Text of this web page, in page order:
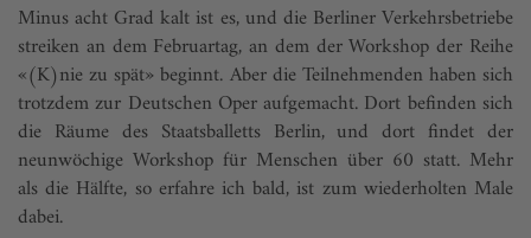
Minus acht Grad kalt ist es, und die Berliner Verkehrsbetriebe
streiken an dem Februartag, an dem der Workshop der Reihe
«(K)nie zu spät» beginnt. Aber die Teilnehmenden haben sich
trotzdem zur Deutschen Oper aufgemacht. Dort befinden sich
die Räume des Staatsballetts Berlin, und dort findet der
neunwöchige Workshop für Menschen über 60 statt. Mehr
als die Hälfte, so erfahre ich bald, ist zum wiederholten Male
dabei.